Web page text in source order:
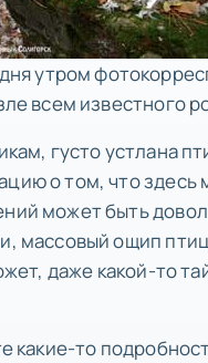
утром
всем известного
густо устлана
о том, что здесь
может быть
массовый ощип
даже какой-то
какие-то